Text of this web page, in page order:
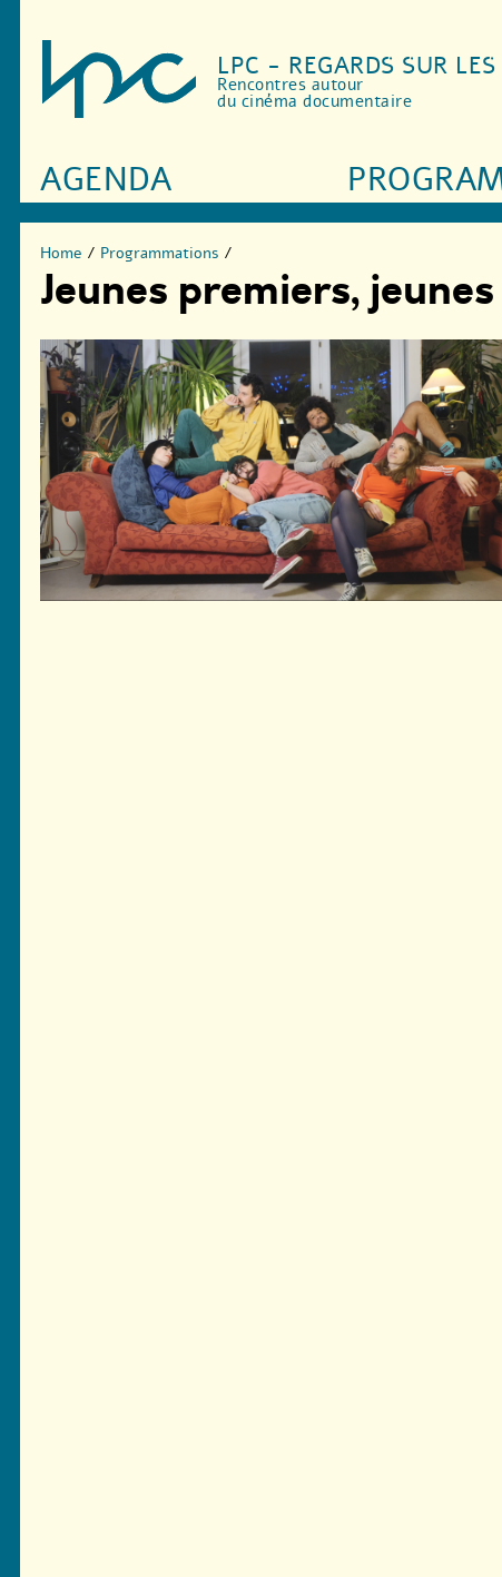
LPC - REGARDS SUR LES
Rencontres autour
du cinéma documentaire
AGENDA
Home / Programmations /
Jeunes premiers,